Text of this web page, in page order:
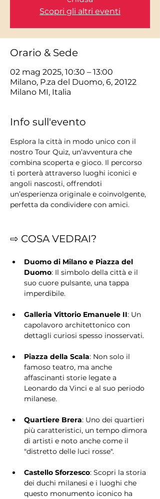
Scopri gli altri eventi
Orario & Sede
02 mag 2025, 10:30 – 13:00
Milano, P.za del Duomo, 6, 20122
Milano MI, Italia
Info sull'evento
Esplora la città in modo unico con il
nostro Tour Quiz, un’avventura che
combina scoperta e gioco. Il percorso
ti porterà attraverso luoghi iconici e
angoli nascosti, offrendoti
un’esperienza originale e coinvolgente,
perfetta da condividere con amici.
⇨ COSA VEDRAI?
Duomo di Milano e Piazza del
Duomo: Il simbolo della città e il
suo cuore pulsante, una tappa
imperdibile.
Galleria Vittorio Emanuele II: Un
capolavoro architettonico con
dettagli curiosi spesso inosservati.
Piazza della Scala: Non solo il
famoso teatro, ma anche
affascinanti storie legate a
Leonardo da Vinci e al suo periodo
milanese.
Quartiere Brera: Uno dei quartieri
più caratteristici, un tempo dimora
di artisti e noto anche come il
"distretto delle luci rosse".
Castello Sforzesco: Scopri la storia
dei duchi milanesi e i luoghi che
questo monumento iconico ha